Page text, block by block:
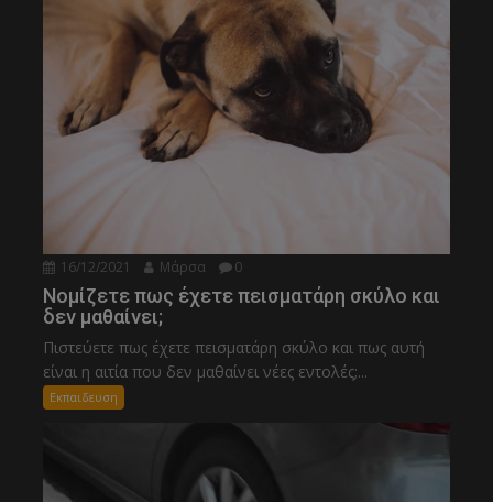
16/12/2021 Μάρσα 0
Νομίζετε πως έχετε πεισματάρη σκύλο και
δεν μαθαίνει;
Πιστεύετε πως έχετε πεισματάρη σκύλο και πως αυτή
είναι η αιτία που δεν μαθαίνει νέες εντολές;...
Εκπαιδευση